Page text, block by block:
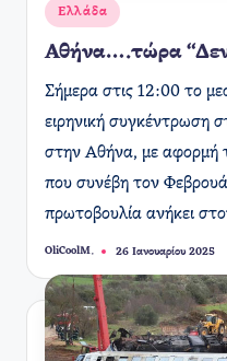
Αναρτήθηκε
Ελλάδα
Αθήνα….τώρα
Σήμερα στις 12:00 το
ειρηνική συγκέντρωση
στην Αθήνα, με αφορμή
που συνέβη τον
πρωτοβουλία ανήκει
Συγγραφέας:
OliCoolM. 26 Ιανουαρίου 2025